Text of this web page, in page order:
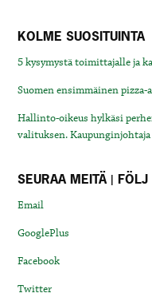
KOLME SUOSITUINTA
5 kysymystä toimittajalle ja
Suomen ensimmäinen
Hallinto-oikeus hylkäsi
valituksen.
SEURAA MEITÄ | FÖLJ
Email
GooglePlus
Facebook
Twitter